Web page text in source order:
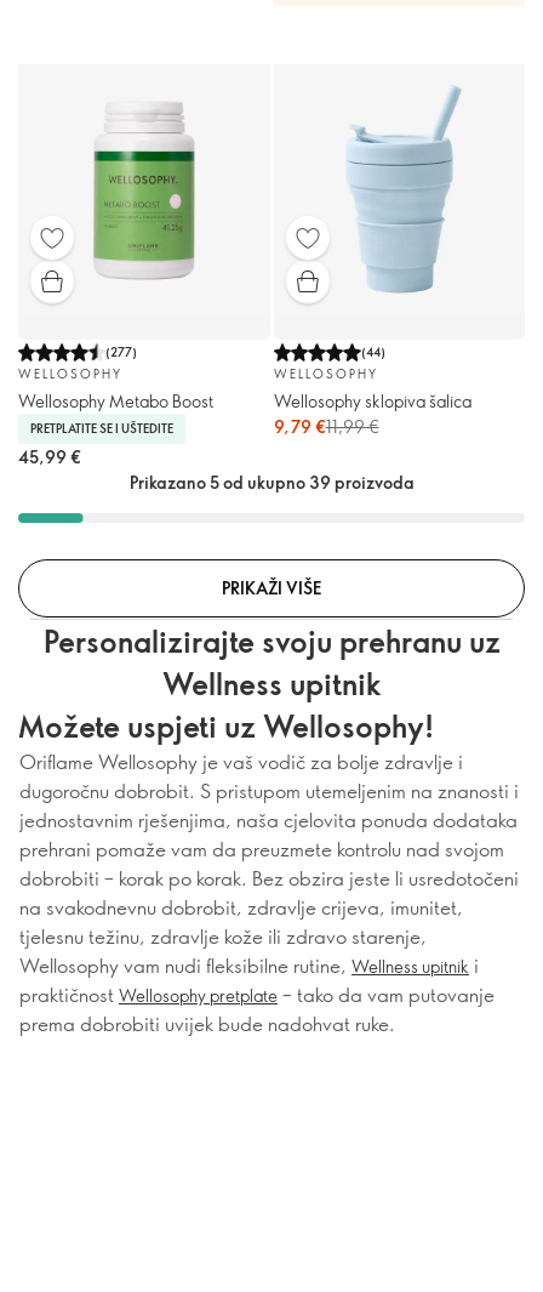
(277)
WELLOSOPHY
Wellosophy Metabo Boost
PRETPLATITE SE I UŠTEDITE
45,99 €
(44)
WELLOSOPHY
Wellosophy sklopiva šalica
9,79 €11,99 €
Prikazano 5 od ukupno 39 proizvoda
PRIKAŽI VIŠE
Personalizirajte svoju prehranu uz
Wellness upitnik
Možete uspjeti uz Wellosophy!
Oriflame Wellosophy je vaš vodič za bolje zdravlje i
dugoročnu dobrobit. S pristupom utemeljenim na znanosti i
jednostavnim rješenjima, naša cjelovita ponuda dodataka
prehrani pomaže vam da preuzmete kontrolu nad svojom
dobrobiti – korak po korak. Bez obzira jeste li usredotočeni
na svakodnevnu dobrobit, zdravlje crijeva, imunitet,
tjelesnu težinu, zdravlje kože ili zdravo starenje,
Wellosophy vam nudi fleksibilne rutine, Wellness upitnik i
praktičnost Wellosophy pretplate – tako da vam putovanje
prema dobrobiti uvijek bude nadohvat ruke.